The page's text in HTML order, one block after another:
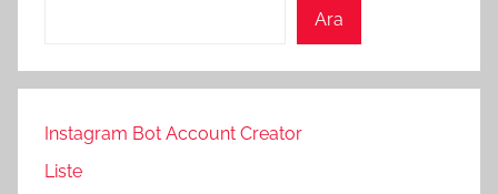
Ara
Instagram Bot Account Creator
Liste